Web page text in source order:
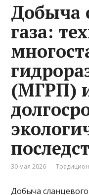
Добыча
газа:
(МГРП)
30 мая 2026
Добыча